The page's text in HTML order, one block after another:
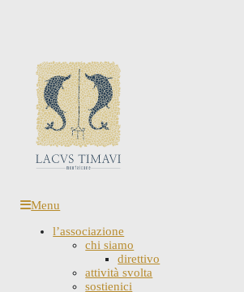
Menu
l’associazione
chi siamo
direttivo
attività svolta
sostienici